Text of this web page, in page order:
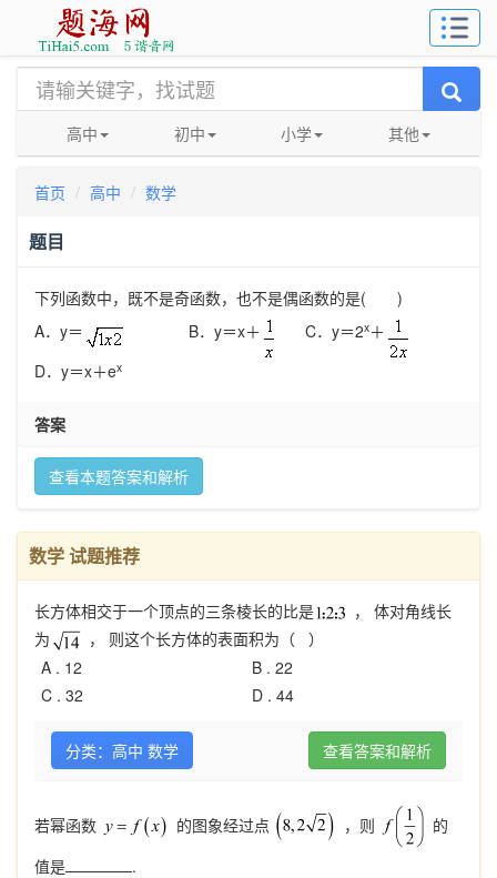
高中 初中 小学 其他
首页 高中 数学
题目
下列函数中，既不是奇函数，也不是偶函数的是(
)
A． y＝ B． y＝x＋ C． y＝2x＋
D． y＝x＋ex
答案
查看本题答案和解析
数学 试题推荐
长方体相交于一个顶点的三条棱长的比是
， 体对角线长
为
， 则这个长方体的表面积为（ ）
A . 12 B . 22
C . 32 D . 44
分类：高中 数学 查看答案和解析
若幂函数 的图象经过点 ，则
的
值是
.